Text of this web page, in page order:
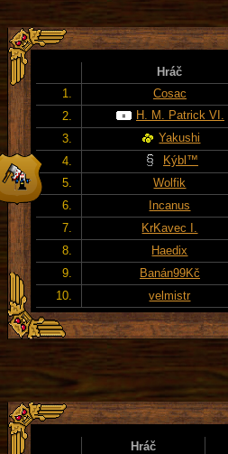
Hráč
1.
Cosac
2.
H. M. Patrick VI.
3.
Yakushi
4.
Kýbl™
5.
Wolfik
6.
Incanus
7.
KrKavec I.
8.
Haedix
9.
Banán99Kč
10.
velmistr
Hráč